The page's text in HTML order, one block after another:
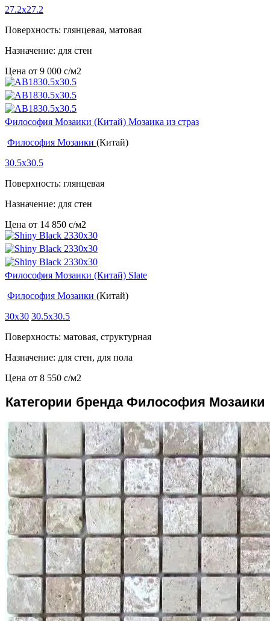
27.2x27.2
Поверхность: глянцевая, матовая
Назначение: для стен
Цена от 9 000 c/м2
Философия Мозаики (Китай) Мозаика из страз
Философия Мозаики (Китай)
30.5x30.5
Поверхность: глянцевая
Назначение: для стен
Цена от 14 850 c/м2
Философия Мозаики (Китай) Slate
Философия Мозаики (Китай)
30x30 30.5x30.5
Поверхность: матовая, структурная
Назначение: для стен, для пола
Цена от 8 550 c/м2
Категории бренда Философия Мозаики